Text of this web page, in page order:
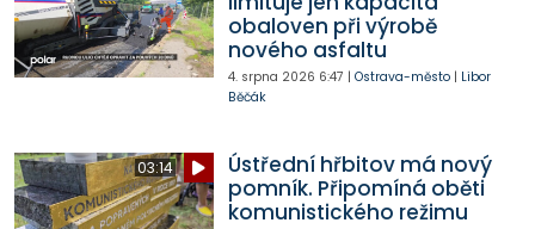
obaloven při výrobě
nového asfaltu
4. srpna 2026 6:47 | Ostrava-město| Libor
Běčák
03:14
Ústřední hřbitov má nový
pomník. Připomíná oběti
komunistického režimu